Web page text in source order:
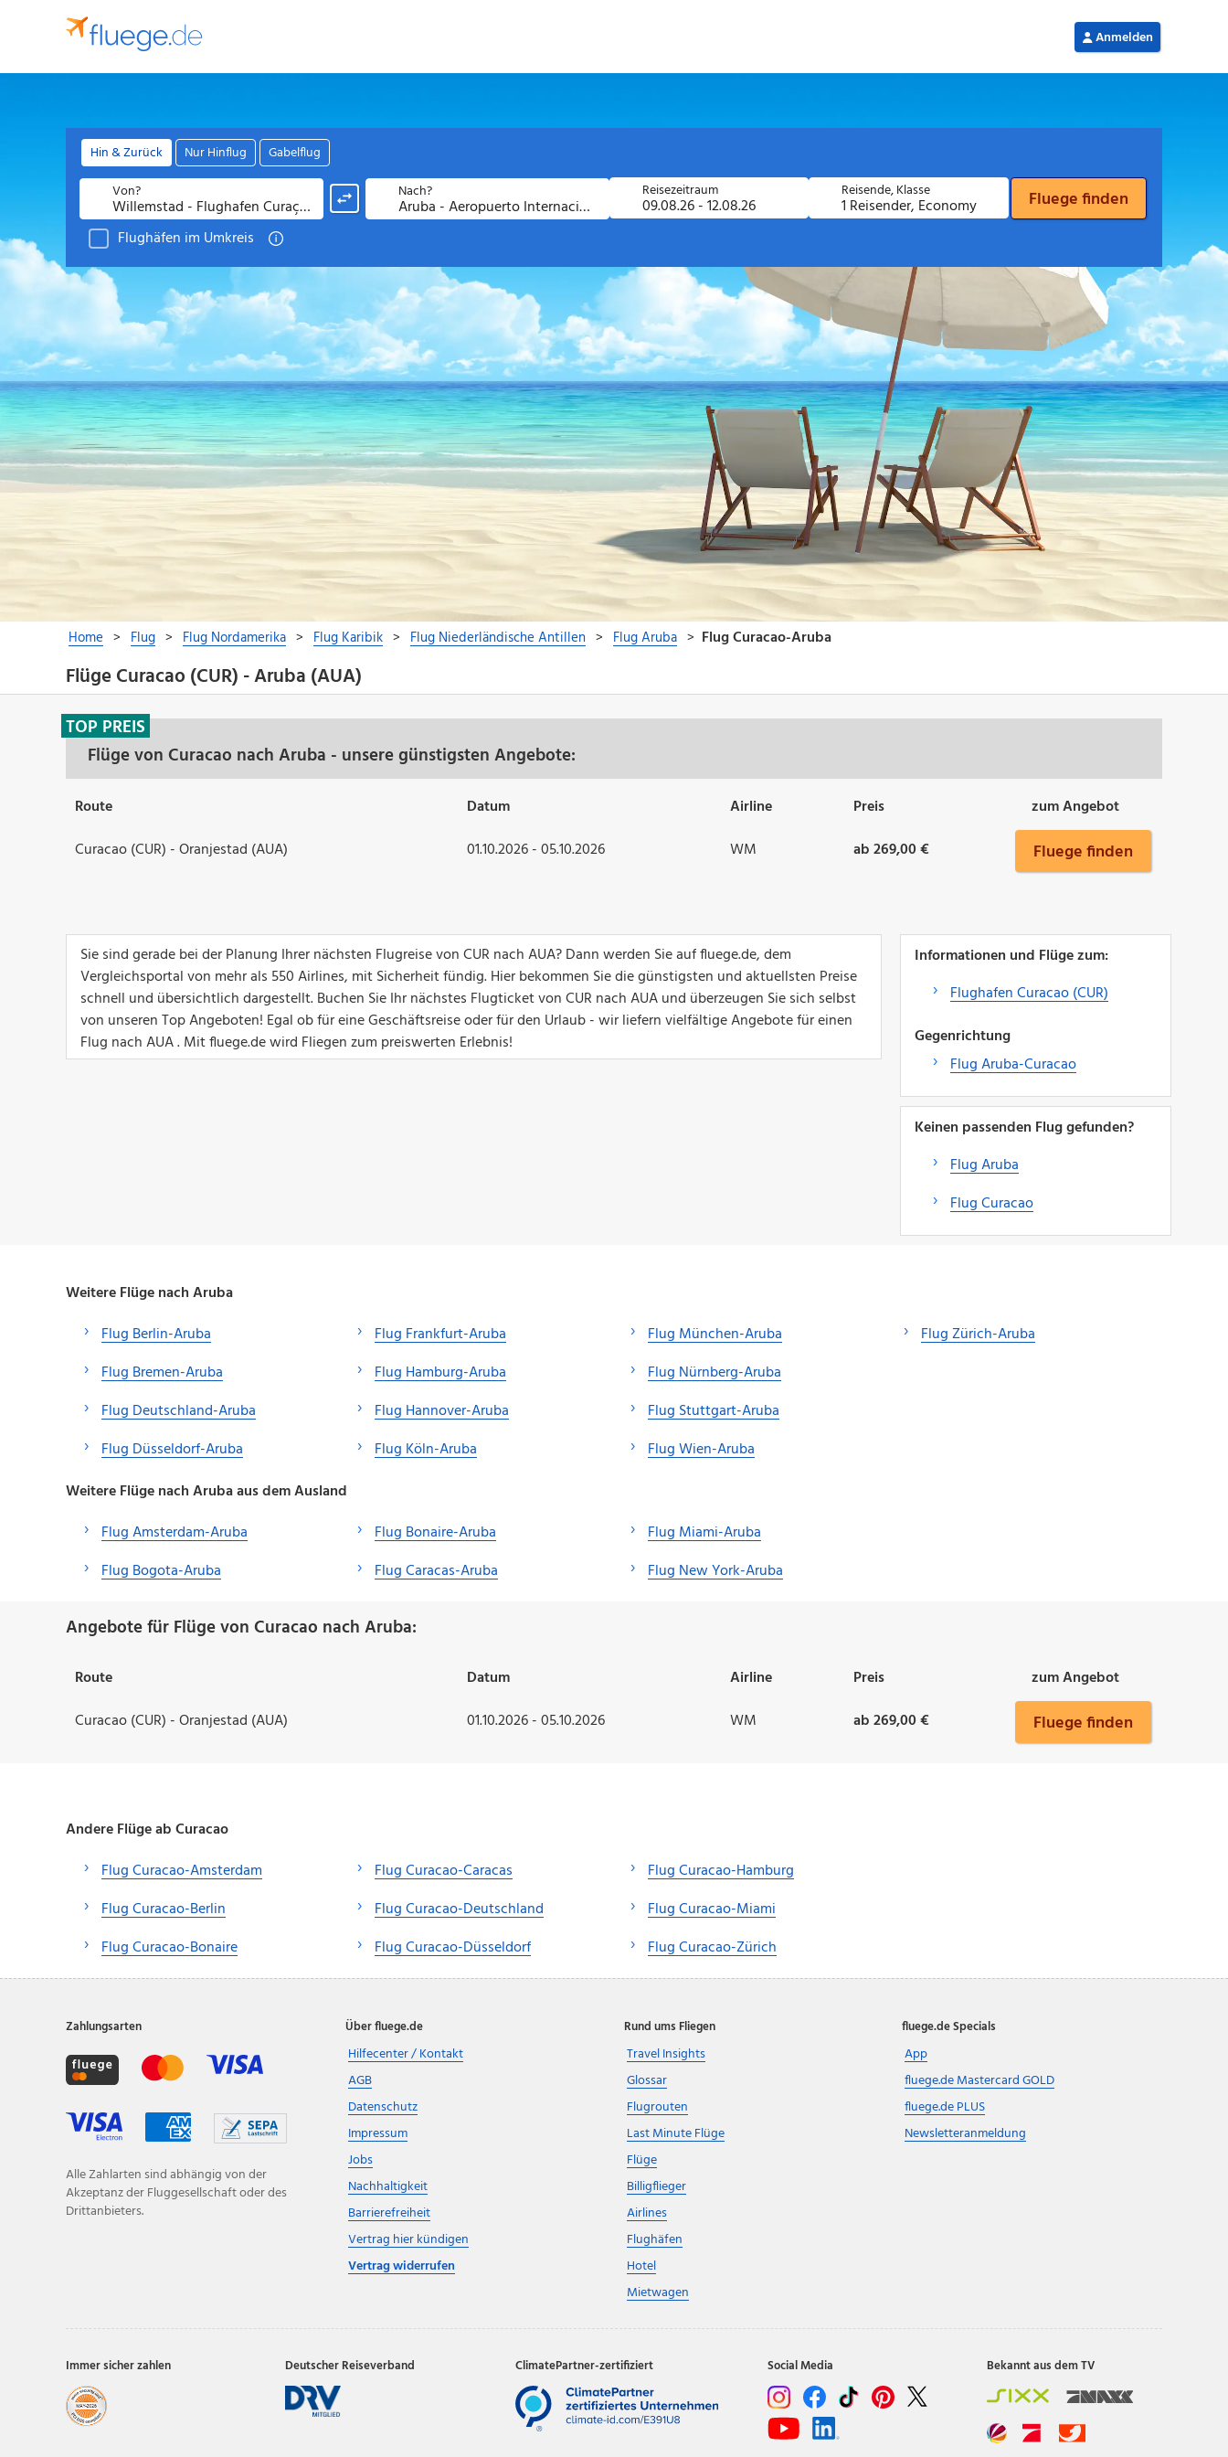
Flüge Curacao (CUR) - Aruba (AUA)
Flüge von Curacao nach Aruba - unsere günstigsten Angebote:
TOP PREIS
Route Datum Airline Preis
zum Angebot
Curacao (CUR) - Oranjestad (AUA)
01.10.2026 - 05.10.2026 WM ab 269,00 € Fluege finden
Sie sind gerade bei der Planung Ihrer nächsten Flugreise von CUR nach AUA? Dann werden Sie auf fluege.de, dem
Vergleichsportal von mehr als 550 Airlines, mit Sicherheit fündig. Hier bekommen Sie die günstigsten und aktuellsten Preise
schnell und übersichtlich dargestellt. Buchen Sie Ihr nächstes Flugticket von CUR nach AUA und überzeugen Sie sich selbst
von unseren Top Angeboten! Egal ob für eine Geschäftsreise oder für den Urlaub - wir liefern vielfältige Angebote für einen
Flug nach AUA . Mit fluege.de wird Fliegen zum preiswerten Erlebnis!
Informationen und Flüge zum:
Flughafen Curacao (CUR)
Gegenrichtung
Flug Aruba-Curacao
Keinen passenden Flug gefunden?
Flug Aruba
Flug Curacao
Weitere Flüge nach Aruba
Flug Berlin-Aruba
Flug Bremen-Aruba
Flug Deutschland-Aruba
Flug Düsseldorf-Aruba
Flug Frankfurt-Aruba
Flug Hamburg-Aruba
Flug Hannover-Aruba
Flug Köln-Aruba
Flug München-Aruba
Flug Nürnberg-Aruba
Flug Stuttgart-Aruba
Flug Wien-Aruba
Flug Zürich-Aruba
Weitere Flüge nach Aruba aus dem Ausland
Flug Amsterdam-Aruba
Flug Bogota-Aruba
Flug Bonaire-Aruba
Flug Caracas-Aruba
Flug Miami-Aruba
Flug New York-Aruba
Angebote für Flüge von Curacao nach Aruba:
Route Datum Airline Preis
zum Angebot
Curacao (CUR) - Oranjestad (AUA)
01.10.2026 - 05.10.2026 WM ab 269,00 € Fluege finden
Andere Flüge ab Curacao
Flug Curacao-Amsterdam
Flug Curacao-Berlin
Flug Curacao-Bonaire
Flug Curacao-Caracas
Flug Curacao-Deutschland
Flug Curacao-Düsseldorf
Flug Curacao-Hamburg
Flug Curacao-Miami
Flug Curacao-Zürich